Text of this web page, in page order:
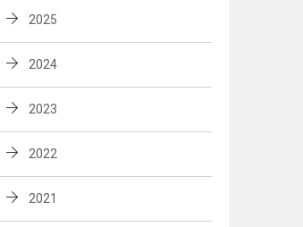
2025
2024
2023
2022
2021